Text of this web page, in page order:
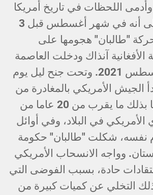
اللحظات في تاريخ أمريكا
الدولي". يشار إلى أنه في شهر أغسطس قبل 3
"طالبان" هجومها على
الأفغانية آنذاك ودخلت العاصمة
كابل يوم 15 أغسطس 2021. وتحت جنح ليل يوم
الجيش الأمريكي بالمغادرة من
مطار كابل، منهيا بذلك ما يقرب من 20 عاما من
الأمريكي في البلاد، وفي أوائل
نفسه، شكلت "طالبان" حكومة
وواجه الانسحاب الأمريكي
حادة، بسبب الفوضى التي
التخلي عن كميات كبيرة من